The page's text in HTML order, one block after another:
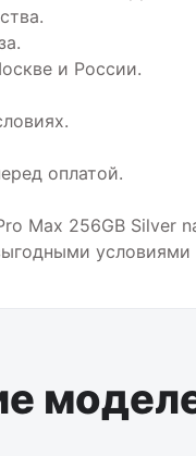
и России.
оплатой.
Max 256GB Silver
условиями